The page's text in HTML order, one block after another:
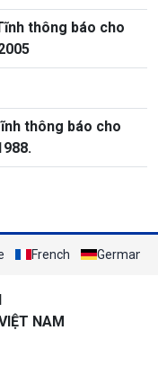
thông báo cho
thông báo cho
French German
NAM